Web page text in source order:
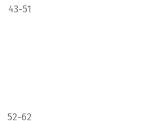
43-51
52-62